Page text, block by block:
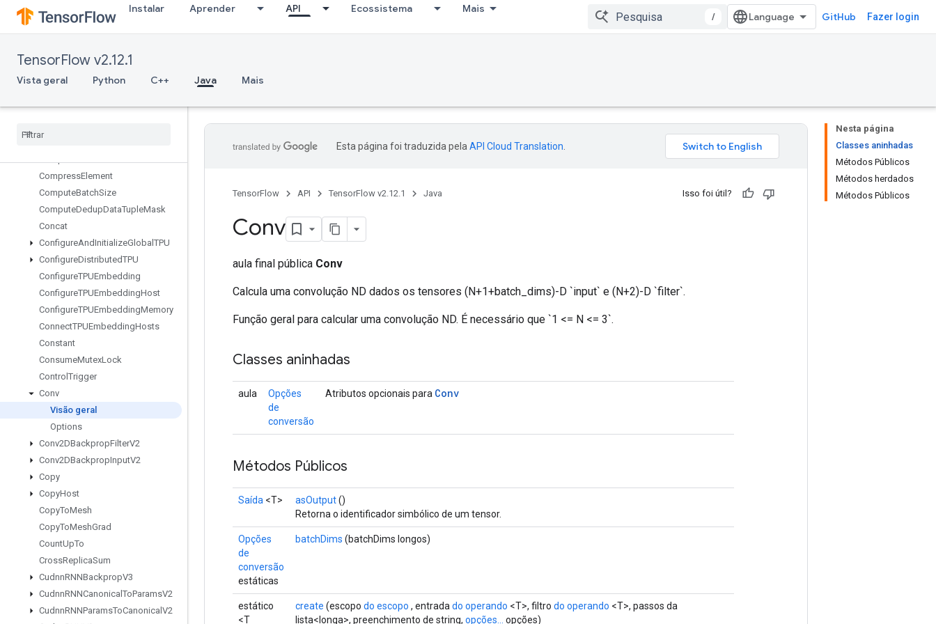
Instalar Aprender API Ecossistema Mais
/ GitHub Fazer login
TensorFlow v2.12.1
Vista geral Python C++ Java Mais
CollectiveInitializeCommunicator
CollectivePermute
CollectiveReduceScatterV2
CollectiveReduceV3
Components
CompressElement
ComputeBatchSize
ComputeDedupDataTupleMask
Concat
ConfigureAndInitializeGlobal TPU
ConfigureDistributedTPU
ConfigureTPUEmbedding
ConfigureTPUEmbeddingHost
ConfigureTPUEmbeddingMemory
ConnectTPUEmbeddingHosts
Constant
ConsumeMutexLock
Control Trigger
Conv
Visão geral
Options
Conv2DBackpropFilterV2
Conv2DBackpropInputV2
Copy
CopyHost
CopyToMesh
CopyToMeshGrad
CountUpTo
CrossReplicaSum
CudnnRNNBackpropV3
CudnnRNNCanonical ToParamsV2
CudnnRNNParamsToCanonical V2
Nesta página
Classes aninhadas
Métodos Públicos
Métodos herdados
Métodos Públicos
Esta página foi traduzida pela API Cloud Translation
TensorFlow API TensorFlow v2.12.1 Java Isso foi útil?
Conv
aula final pública Conv
Calcula uma convolução ND dados os tensores (N+1+batch_dims)-D `input` e (N+2)-D `filter`.
Função geral para calcular uma convolução ND. É necessário que `1 <= N <= 3`.
Classes aninhadas
aula
Opções
de
conversão
Atributos opcionais para Conv
Métodos Públicos
Saída <T> asOutput()
Retorna o identificador simbólico de um tensor.
Opções
de
conversão
estáticas
batchDims (batchDims longos)
estático
<T
create (escopo do escopo , entrada do operando <T>, filtro do operando <T>, passos da
lista<longa>, preenchimento de string, opções...
opções)